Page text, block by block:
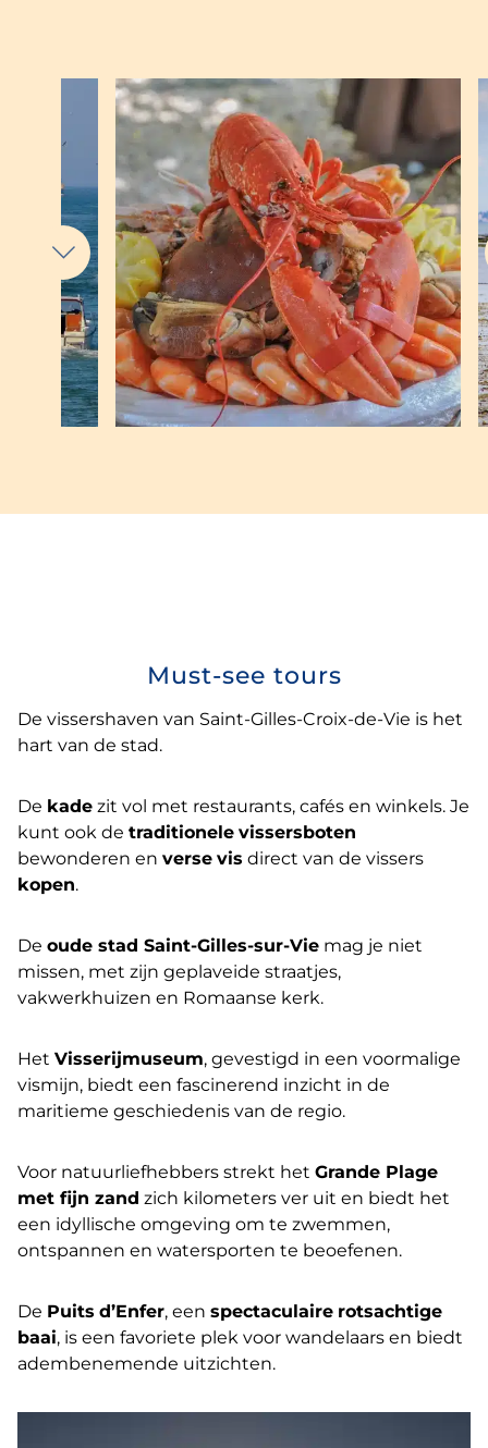
Must-see tours
De vissershaven van Saint-Gilles-Croix-de-Vie is het
hart van de stad.
De kade zit vol met restaurants, cafés en winkels. Je
kunt ook de traditionele vissersboten
bewonderen en verse vis direct van de vissers
kopen.
De oude stad Saint-Gilles-sur-Vie mag je niet
missen, met zijn geplaveide straatjes,
vakwerkhuizen en Romaanse kerk.
Het Visserijmuseum, gevestigd in een voormalige
vismijn, biedt een fascinerend inzicht in de
maritieme geschiedenis van de regio.
Voor natuurliefhebbers strekt het Grande Plage
met fijn zand zich kilometers ver uit en biedt het
een idyllische omgeving om te zwemmen,
ontspannen en watersporten te beoefenen.
De Puits d’Enfer, een spectaculaire rotsachtige
baai, is een favoriete plek voor wandelaars en biedt
adembenemende uitzichten.